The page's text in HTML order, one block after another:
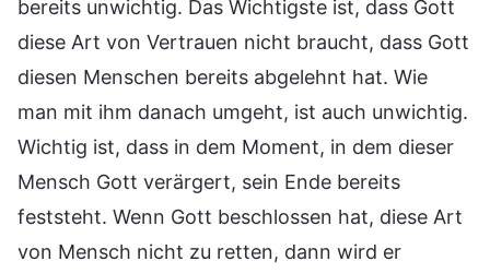
bereits unwichtig. Das Wichtigste ist, dass Gott
diese Art von Vertrauen nicht braucht, dass Gott
diesen Menschen bereits abgelehnt hat. Wie
man mit ihm danach umgeht, ist auch unwichtig.
Wichtig ist, dass in dem Moment, in dem dieser
Mensch Gott verärgert, sein Ende bereits
feststeht. Wenn Gott beschlossen hat, diese Art
von Mensch nicht zu retten, dann wird er